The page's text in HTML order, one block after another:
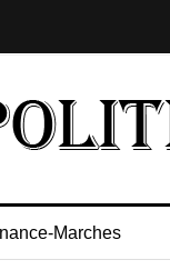
Marches